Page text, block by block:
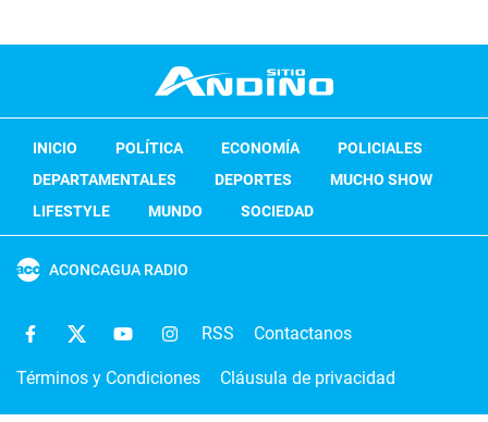
INICIO POLÍTICA ECONOMÍA
POLICIALES
DEPARTAMENTALES
DEPORTES
MUCHO SHOW
LIFESTYLE
MUNDO SOCIEDAD
ACONCAGUA RADIO
RSS Contactanos
Términos y Condiciones Cláusula de privacidad